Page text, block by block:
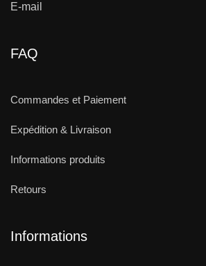
E-mail
FAQ
Commandes et Paiement
Expédition & Livraison
Informations produits
Retours
Informations